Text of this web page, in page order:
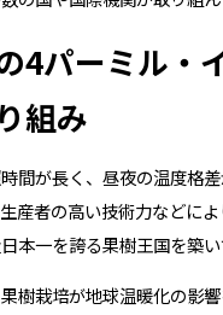
4パーミル・
組み
間が長く、昼夜の温度格
産者の高い技術力などによ
本一を誇る果樹王国を築い
樹栽培が地球温暖化の影